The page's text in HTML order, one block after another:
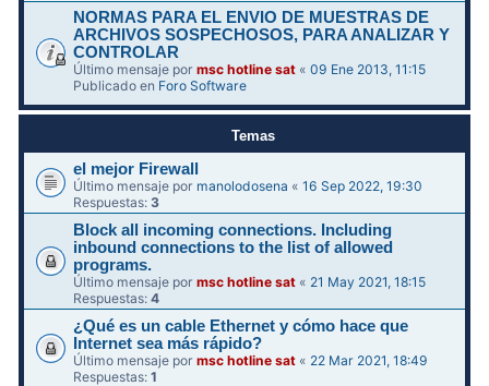
NORMAS PARA EL ENVIO DE MUESTRAS DE
ARCHIVOS SOSPECHOSOS, PARA ANALIZAR Y
CONTROLAR
Último mensaje pormsc hotline sat «09 Ene 2013, 11:15
Publicado en Foro Software
Temas
el mejor Firewall
Último mensaje por manolodosena «16 Sep 2022, 19:30
Respuestas:3
Block all incoming connections. Including
inbound connections to the list of allowed
programs.
Último mensaje pormsc hotline sat « 21 May 2021, 18:15
Respuestas:4
¿Qué es un cable Ethernet y cómo hace que
Internet sea más rápido?
Último mensaje pormsc hotline sat « 22 Mar 2021, 18:49
Respuestas:1